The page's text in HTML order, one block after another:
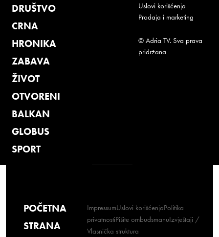
DRUŠTVO
CRNA
HRONIKA
ZABAVA
ŽIVOT
OTVORENI
BALKAN
GLOBUS
SPORT
Uslovi korišćenja
Prodaja i marketing
© Adria TV. Sva prava
pridržana
POČETNA
STRANA
ImpressumUslovi korišćenjaPolitika
privatnostiPišite ombudsmanuIzvještaji /
Vlasnička struktura